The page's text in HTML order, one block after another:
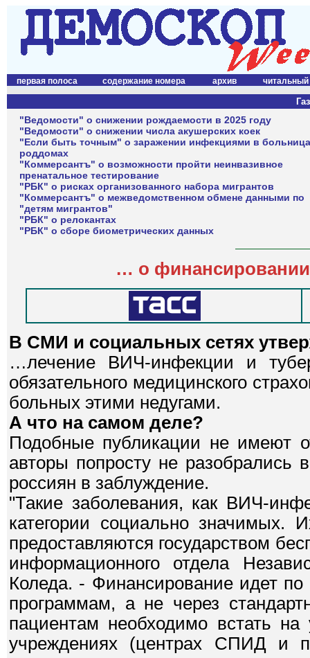
первая полоса содержание номера архив читальный
"Ведомости" о снижении рождаемости в 2025 году
"Ведомости" о снижении числа акушерских коек
"Если быть точным" о заражении инфекциями в
роддомах
"Коммерсантъ" о возможности пройти неинвазивное
пренатальное тестирование
"РБК" о рисках организованного набора мигрантов
"Коммерсантъ" о межведомственном обмене данными по
"детям мигрантов"
"РБК" о релокантах
"РБК" о сборе биометрических данных
… о
В СМИ и социальных сетях
…лечение ВИЧ-инфекции и
обязательного медицинского
больных этими недугами.
А что на самом деле?
Подобные публикации не имеют
авторы попросту не разобрались
россиян в заблуждение.
"Такие заболевания, как ВИЧ-
категории социально значимых.
предоставляются государством
информационного отдела
Коледа. - Финансирование идет
программам, а не через
пациентам необходимо встать
учреждениях (центрах СПИД и